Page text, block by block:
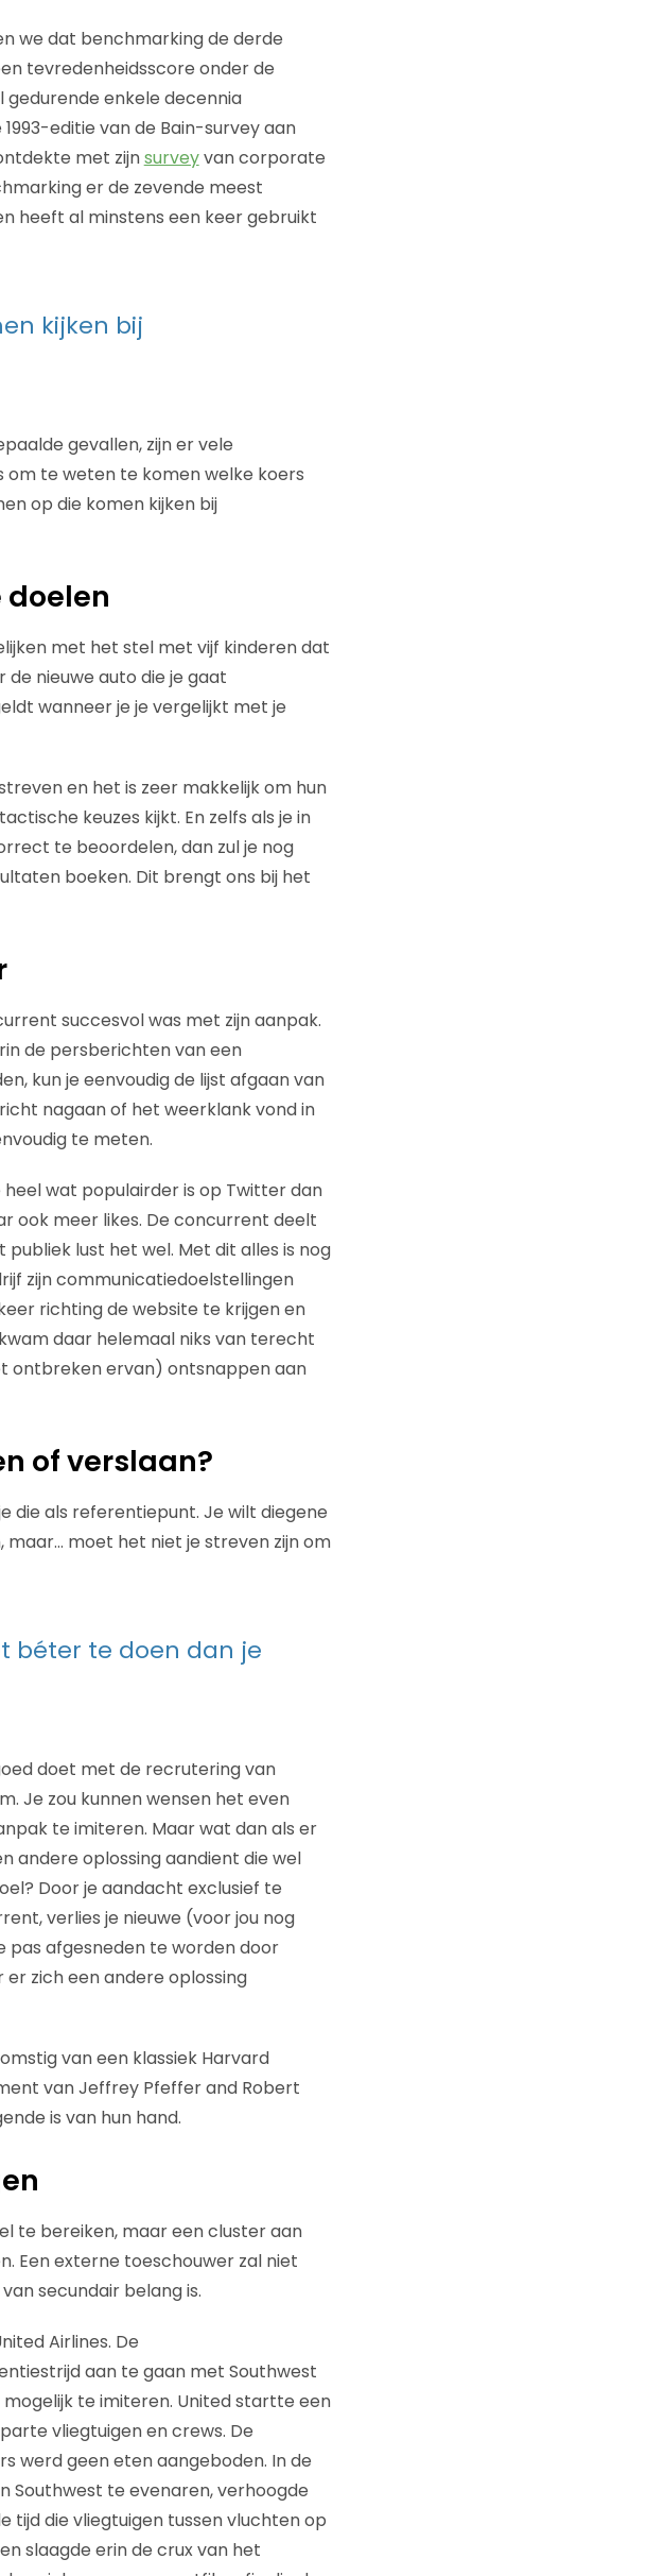
we dat benchmarking de derde
tevredenheidsscore onder de
enkele decennia
editie van de Bain-survey aan
met zijnsurveyvan corporate
er de zevende meest
heeft al minstens een keer gebruikt
kijken bij
gevallen, zijn er vele
te weten te komen welke koers
op die komen kijken bij
doelen
met het stel met vijf kinderen dat
nieuwe auto die je gaat
wanneer je je vergelijkt met je
en het is zeer makkelijk om hun
keuzes kijkt. En zelfs als je in
te beoordelen, dan zul je nog
boeken. Dit brengt ons bij het
succesvol was met zijn aanpak.
de persberichten van een
kun je eenvoudig de lijst afgaan van
nagaan of het weerklank vond in
te meten.
wat populairder is op Twitter dan
ook meer likes. De concurrent deelt
lust het wel. Met dit alles is nog
zijn communicatiedoelstellingen
richting de website te krijgen en
daar helemaal niks van terecht
ontbreken ervan) ontsnappen aan
of verslaan?
die als referentiepunt. Je wilt diegene
moet het niet je streven zijn om
béter te doen dan je
doet met de recrutering van
Je zou kunnen wensen het even
te imiteren. Maar wat dan als er
andere oplossing aandient die wel
Door je aandacht exclusief te
verlies je nieuwe (voor jou nog
pas afgesneden te worden door
zich een andere oplossing
van een klassiek Harvard
van Jeffrey Pfeffer and Robert
is van hun hand.
te bereiken, maar een cluster aan
Een externe toeschouwer zal niet
secundair belang is.
Airlines. De
aan te gaan met Southwest
te imiteren. United startte een
vliegtuigen en crews. De
werd geen eten aangeboden. In de
Southwest te evenaren, verhoogde
tijd die vliegtuigen tussen vluchten op
slaagde erin de crux van het